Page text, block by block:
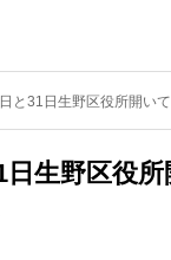
と31日生野区役所開い
生野区役